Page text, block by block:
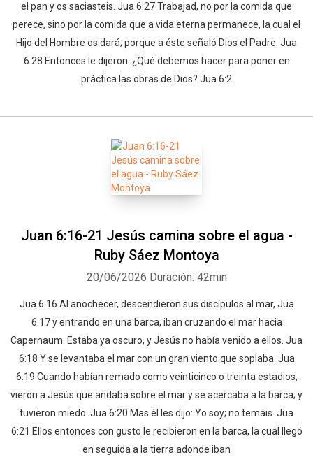
el pan y os saciasteis. Jua 6:27 Trabajad, no por la comida que
perece, sino por la comida que a vida eterna permanece, la cual el
Hijo del Hombre os dará; porque a éste señaló Dios el Padre. Jua
6:28 Entonces le dijeron: ¿Qué debemos hacer para poner en
práctica las obras de Dios? Jua 6:2
Juan 6:16-21 Jesús camina sobre el agua -
Ruby Sáez Montoya
20/06/2026 Duración: 42min
Jua 6:16 Al anochecer, descendieron sus discípulos al mar, Jua
6:17 y entrando en una barca, iban cruzando el mar hacia
Capernaum. Estaba ya oscuro, y Jesús no había venido a ellos. Jua
6:18 Y se levantaba el mar con un gran viento que soplaba. Jua
6:19 Cuando habían remado como veinticinco o treinta estadios,
vieron a Jesús que andaba sobre el mar y se acercaba a la barca; y
tuvieron miedo. Jua 6:20 Mas él les dijo: Yo soy; no temáis. Jua
6:21 Ellos entonces con gusto le recibieron en la barca, la cual llegó
en seguida a la tierra adonde iban